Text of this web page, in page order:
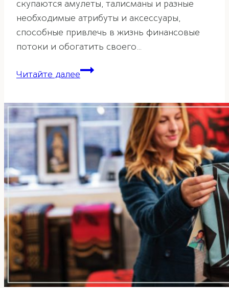
скупаются амулеты, талисманы и разные
необходимые атрибуты и аксессуары,
способные привлечь в жизнь финансовые
потоки и обогатить своего…
Читайте далееКопилка
шуй